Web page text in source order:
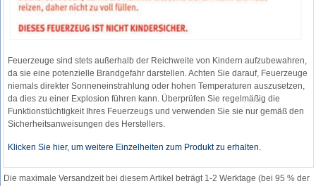
Feuerzeuge sind stets außerhalb der Reichweite von Kindern aufzubewahren,
da sie eine potenzielle Brandgefahr darstellen. Achten Sie darauf, Feuerzeuge
niemals direkter Sonneneinstrahlung oder hohen Temperaturen auszusetzen,
da dies zu einer Explosion führen kann. Überprüfen Sie regelmäßig die
Funktionstüchtigkeit Ihres Feuerzeugs und verwenden Sie sie nur gemäß den
Sicherheitsanweisungen des Herstellers.
Klicken Sie hier, um weitere Einzelheiten zum Produkt zu erhalten.
Die maximale Versandzeit bei diesem Artikel beträgt 1-2 Werktage (bei 95 % der